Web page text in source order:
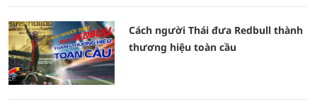
Cách người Thái đưa Redbull thành
thương hiệu toàn cầu